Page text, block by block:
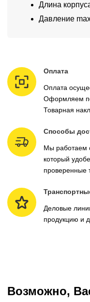
Длина
Давление
Оплата
Оплата
Оформляем
Товарная
Способы
Мы работаем
который
проверенные
Деловые
продукцию и
Возможно,